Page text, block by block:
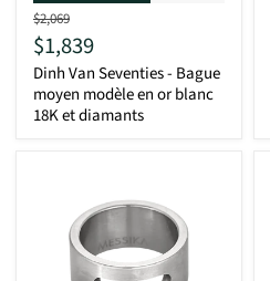
D'origine
$2,069
Actuel
$1,839
Dinh Van Seventies - Bague
moyen modèle en or blanc
18K et diamants